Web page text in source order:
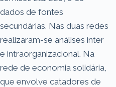
dados de fontes
secundárias. Nas duas redes
realizaram-se análises inter
e intraorganizacional. Na
rede de economia solidária,
que envolve catadores de